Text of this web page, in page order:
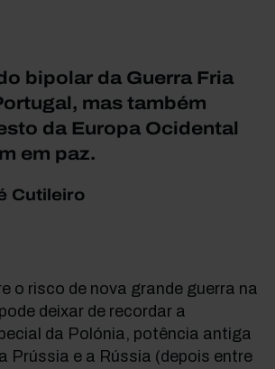
bipolar da Guerra Fria
mas também
da Europa Ocidental
em paz.
Cutileiro
o risco de nova grande guerra na
deixar de recordar a
da Polónia, potência antiga
Prússia e a Rússia (depois entre